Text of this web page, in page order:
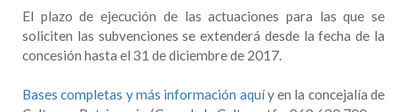
El plazo de ejecución de las actuaciones para las que se
soliciten las subvenciones se extenderá desde la fecha de la
concesión hasta el 31 de diciembre de 2017.
Bases completas y más información aquíy en la concejalía de